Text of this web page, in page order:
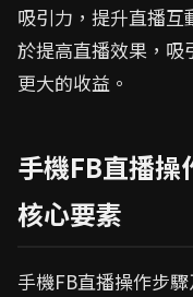
吸引力，提升直播
於提高直播效果，吸
更大的收益。
手機FB直播操
核心要素
手機FB直播操作步